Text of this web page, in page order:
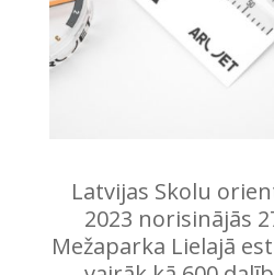
Latvijas Skolu
2023 norisinājās
Mežaparka Lielajā